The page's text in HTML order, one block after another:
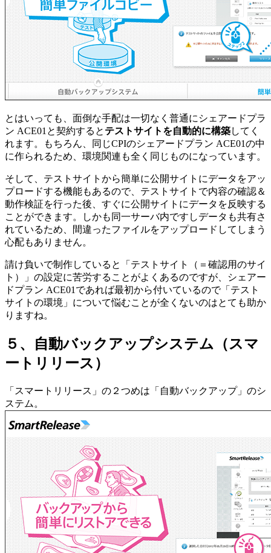
とはいっても、面倒な手配は一切なく普通にシェアードプラ
ン ACE01と契約すると テストサイトを自動的に構築してく
れます。もちろん、同じCPIのシェアードプラン ACE01の中
に作られるため、環境関連も全く同じものになっています。
そして、テストサイトから簡単に公開サイトにデータをアッ
プロードする機能もあるので、テストサイトで内容の確認＆
動作検証を行った後、すぐに公開サイトにデータを反映する
ことができます。しかも同一サーバ内ですしデータも共有さ
れているため、間違ったファイルをアップロードしてしまう
心配もありません。
請け負いで制作していると「テストサイト（＝確認用のサイ
ト）」の設定に苦労することがよくあるのですが、シェアー
ドプラン ACE01であれば最初から付いているので「テスト
サイトの環境」について悩むことが全くないのはとても助か
りますね。
５、自動バックアップシステム（スマ
ートリリース）
「スマートリリース」の２つめは「自動バックアップ」のシ
ステム。